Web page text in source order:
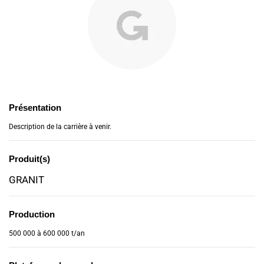
Présentation
Description de la carrière à venir.
Produit(s)
GRANIT
Production
500 000 à 600 000 t/an